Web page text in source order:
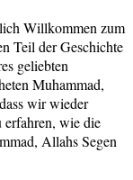
Willkommen zum
Teil der Geschichte
geliebten
Muhammad,
wir wieder
erfahren, wie die
Allahs Segen